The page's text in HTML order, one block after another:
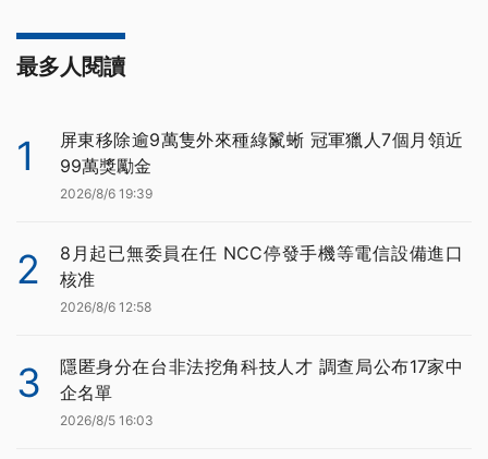
最多人閱讀
1
屏東移除逾9萬隻外來種綠鬣蜥 冠軍獵人7個月領近
99萬獎勵金
2026/8/6 19:39
2
8月起已無委員在任 NCC停發手機等電信設備進口
核准
2026/8/6 12:58
3
隱匿身分在台非法挖角科技人才 調查局公布17家中
企名單
2026/8/5 16:03